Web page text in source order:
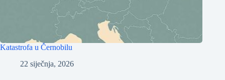
Katastrofa u Černobilu
22 siječnja, 2026